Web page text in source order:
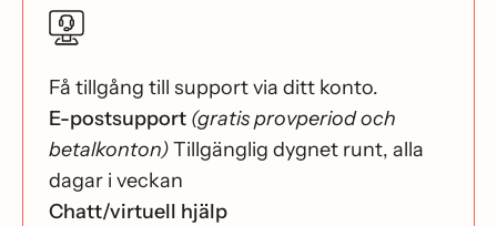
Få tillgång till support via ditt konto.
E-postsupport (gratis provperiod och
betalkonton)Tillgänglig dygnet runt, alla
dagar i veckan
Chatt/virtuell hjälp